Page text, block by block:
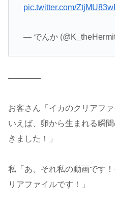
pic.twitter.com/
— でんか
————
お客さん「イカのクリアフ
いえば、卵から生まれる瞬
きました！」
私「あ、それ私の動画です
リアファイルです！」